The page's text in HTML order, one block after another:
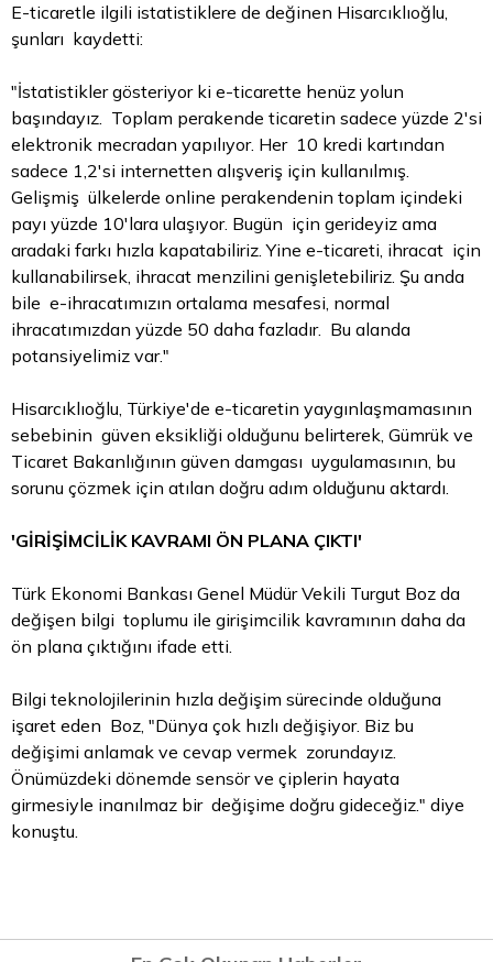
E-ticaretle ilgili istatistiklere de değinen Hisarcıklıoğlu,
şunları kaydetti:
"İstatistikler gösteriyor ki e-ticarette henüz yolun
başındayız. Toplam perakende ticaretin sadece yüzde 2'si
elektronik mecradan yapılıyor. Her 10 kredi kartından
sadece 1,2'si internetten alışveriş için kullanılmış.
Gelişmiş ülkelerde online perakendenin toplam içindeki
payı yüzde 10'lara ulaşıyor. Bugün için gerideyiz ama
aradaki farkı hızla kapatabiliriz. Yine e-ticareti, ihracat için
kullanabilirsek, ihracat menzilini genişletebiliriz. Şu anda
bile e-ihracatımızın ortalama mesafesi, normal
ihracatımızdan yüzde 50 daha fazladır. Bu alanda
potansiyelimiz var."
Hisarcıklıoğlu, Türkiye'de e-ticaretin yaygınlaşmamasının
sebebinin güven eksikliği olduğunu belirterek, Gümrük ve
Ticaret Bakanlığının güven damgası uygulamasının, bu
sorunu çözmek için atılan doğru adım olduğunu aktardı.
'GİRİŞİMCİLİK KAVRAMI ÖN PLANA ÇIKTI'
Türk Ekonomi Bankası Genel Müdür Vekili Turgut Boz da
değişen bilgi toplumu ile girişimcilik kavramının daha da
ön plana çıktığını ifade etti.
Bilgi teknolojilerinin hızla değişim sürecinde olduğuna
işaret eden Boz, "Dünya çok hızlı değişiyor. Biz bu
değişimi anlamak ve cevap vermek zorundayız.
Önümüzdeki dönemde sensör ve çiplerin hayata
girmesiyle inanılmaz bir değişime doğru gideceğiz." diye
konuştu.